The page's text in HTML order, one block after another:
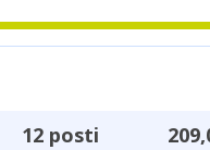
12 posti